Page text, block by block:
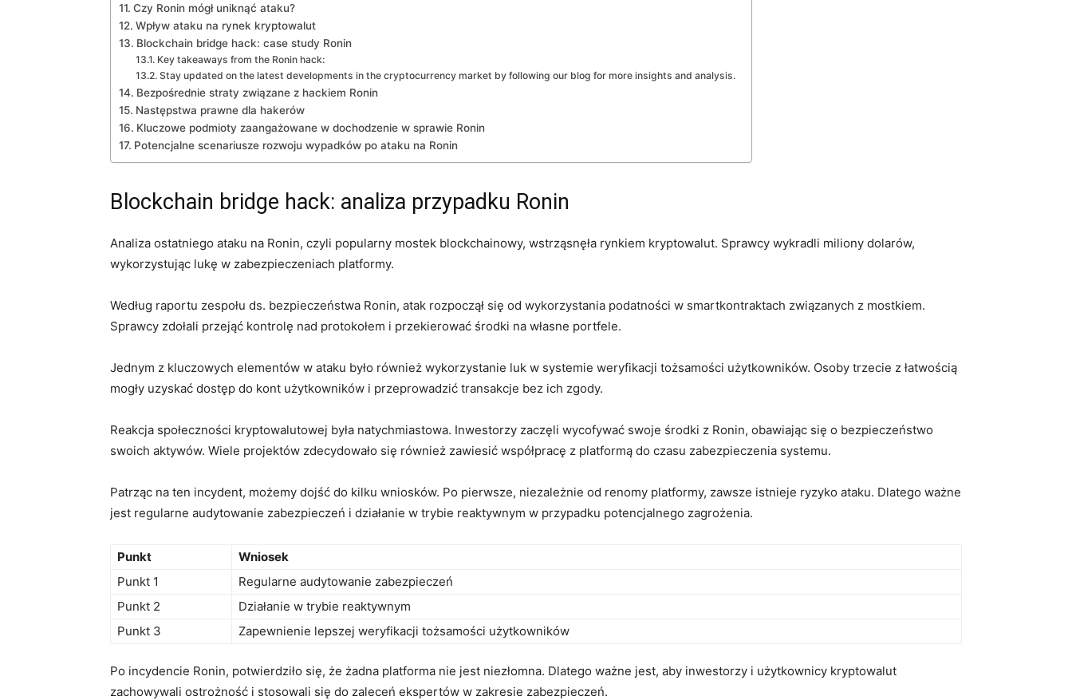
Czy Ronin mógł ⁤uniknąć ataku?
Wpływ ataku​ na rynek kryptowalut
Blockchain bridge hack: case⁢ study Ronin
Key takeaways ⁣from the Ronin hack:
Stay⁣ updated on the latest developments in the cryptocurrency market ‍by following our blog for more insights and analysis.
Bezpośrednie⁣ straty związane z hackiem Ronin
Następstwa‍ prawne dla hakerów
Kluczowe podmioty zaangażowane w⁢ dochodzenie ⁢w ⁣sprawie Ronin
Potencjalne ‍scenariusze rozwoju wypadków ⁢po ataku na Ronin
Blockchain bridge⁤ hack: analiza ​przypadku Ronin
Analiza ostatniego ataku na Ronin, czyli popularny mostek blockchainowy, ‍wstrząsnęła rynkiem kryptowalut. Sprawcy wykradli miliony⁣ dolarów,
wykorzystując lukę⁢ w zabezpieczeniach platformy.
Według‌ raportu zespołu ds. bezpieczeństwa Ronin, atak rozpoczął​ się od wykorzystania podatności w smartkontraktach ⁤związanych⁣ z mostkiem.
Sprawcy zdołali przejąć kontrolę nad protokołem i przekierować środki na własne⁢ portfele.
Jednym z kluczowych elementów w ataku było również wykorzystanie luk w systemie‍ weryfikacji tożsamości użytkowników. Osoby trzecie z łatwością
mogły uzyskać dostęp do kont użytkowników i przeprowadzić ‌transakcje bez ich zgody.
Reakcja społeczności kryptowalutowej była natychmiastowa. Inwestorzy zaczęli ⁣wycofywać swoje środki z Ronin, obawiając⁣ się o bezpieczeństwo
swoich aktywów. Wiele projektów zdecydowało się ​również ⁤zawiesić współpracę z ‌platformą do czasu​ zabezpieczenia systemu.
Patrząc na ten incydent, możemy dojść do kilku ‍wniosków.‍ Po pierwsze, niezależnie​ od renomy platformy, zawsze istnieje ryzyko ataku. Dlatego ważne
jest ⁢regularne audytowanie zabezpieczeń i działanie‌ w trybie⁣ reaktywnym w przypadku potencjalnego zagrożenia.
Punkt
Wniosek
Punkt 1
Regularne audytowanie zabezpieczeń
Punkt 2
Działanie w trybie reaktywnym
Punkt 3
Zapewnienie lepszej weryfikacji tożsamości‍ użytkowników
Po incydencie Ronin, potwierdziło⁢ się, ⁣że żadna platforma nie jest niezłomna. Dlatego ważne jest,⁤ aby inwestorzy ‍i użytkownicy kryptowalut
zachowywali⁣ ostrożność i stosowali ‌się do zaleceń ekspertów w zakresie ⁢zabezpieczeń.